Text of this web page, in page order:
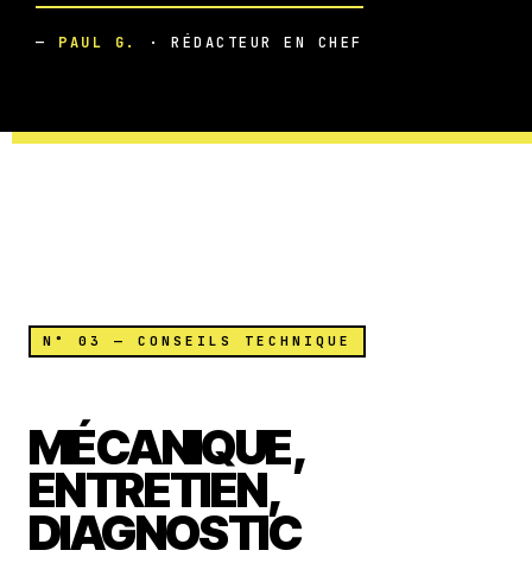
— PAUL G. · RÉDACTEUR EN CHEF
N° 03 — CONSEILS TECHNIQUE
MÉCANIQUE,
ENTRETIEN,
DIAGNOSTIC